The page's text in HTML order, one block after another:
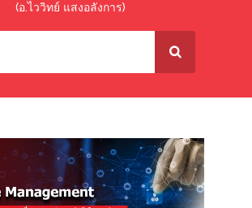
(อ.ไววิทย์ แสงอลังการ)